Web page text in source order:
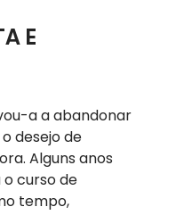
E
a a abandonar
desejo de
Alguns anos
o curso de
tempo,